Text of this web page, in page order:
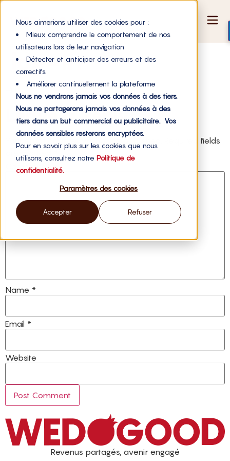
Nous aimerions utiliser des cookies pour :
Mieux comprendre le comportement de nos
utilisateurs lors de leur navigation
Détecter et anticiper des erreurs et des
correctifs
Améliorer continuellement la plateforme
Nous ne vendrons jamais vos données à des tiers.
Nous ne partagerons jamais vos données à des
tiers dans un but commercial ou publicitaire. Vos
données sensibles resterons encryptées.
Pour en savoir plus sur les cookies que nous
utilisons, consultez notre Politique de
confidentialité.
Paramètres des cookies
Accepter Refuser
log-in
Leave a Reply
Your email address will not be published.
Required fields
are marked
Comment*
Name *
Email *
Website
Revenus partagés, avenir engagé